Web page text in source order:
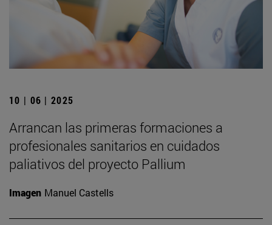
10 | 06 | 2025
Arrancan las primeras formaciones a
profesionales sanitarios en cuidados
paliativos del proyecto Pallium
Imagen Manuel Castells